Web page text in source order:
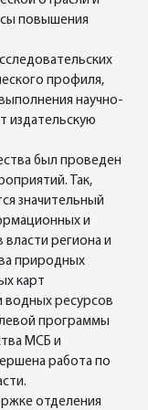
повышения
профиля,
научно-
издательскую
был проведен
Так,
значительный
и
власти региона и
природных
карт
водных ресурсов
программы
МСБ и
работа по
отделения